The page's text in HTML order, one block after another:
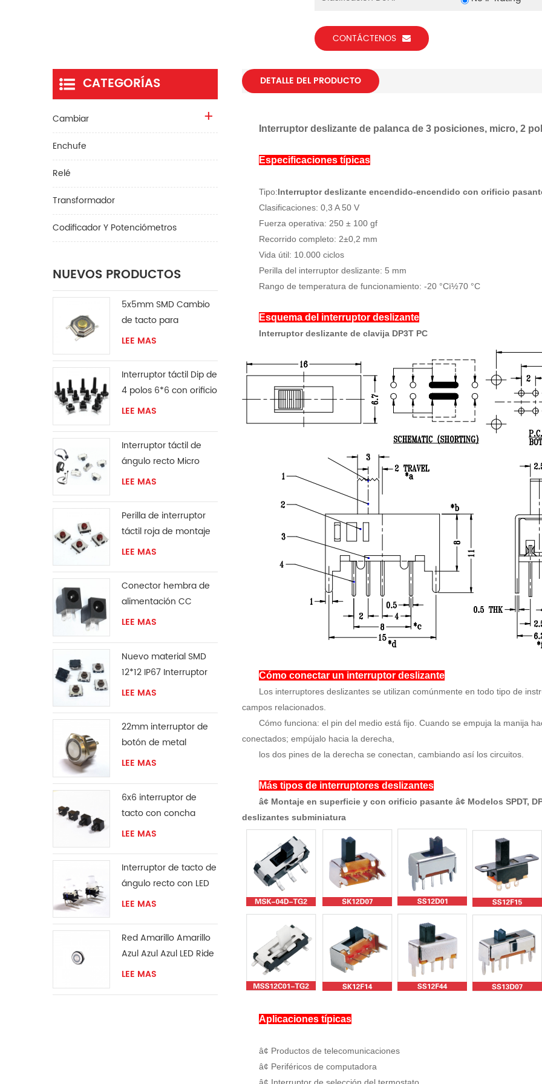
CONTÁCTENOS
DETALLE DEL PRODUCTO
Interruptor deslizante de palanca de 3 posiciones, micro, 2
Especificaciones típicas
Tipo:Interruptor deslizante encendido-encendido con orificio
Clasificaciones: 0,3 A 50 V
Fuerza operativa: 250 ± 100 gf
Recorrido completo: 2±0,2 mm
Vida útil: 10.000 ciclos
Perilla del interruptor deslizante: 5 mm
Rango de temperatura de funcionamiento: -20 °Cï½70 °C
Esquema del interruptor deslizante
Interruptor deslizante de clavija DP3T PC
Cómo conectar un interruptor deslizante
Los interruptores deslizantes se utilizan comúnmente en todo tipo de
campos relacionados.
Cómo funciona: el pin del medio está fijo. Cuando se empuja la manija
conectados; empújalo hacia la derecha,
los dos pines de la derecha se conectan, cambiando así los circuitos.
Más tipos de interruptores deslizantes
â¢ Montaje en superficie y con orificio pasante â¢ Modelos SPDT,
deslizantes subminiatura
Aplicaciones típicas
â¢ Productos de telecomunicaciones
â¢ Periféricos de computadora
CATEGORÍAS
Cambiar
Enchufe
Relé
Transformador
Codificador Y Potenciómetros
NUEVOS PRODUCTOS
5x5mm SMD Cambio
de tacto para
ventilador
LEE MAS
Interruptor táctil Dip de
4 polos 6*6 con orificio
pasante
LEE MAS
Interruptor táctil de
ángulo recto Micro
SMT
LEE MAS
Perilla de interruptor
táctil roja de montaje
en superficie de 6x6
LEE MAS
Conector hembra de
alimentación CC
LEE MAS
Nuevo material SMD
12*12 IP67 Interruptor
táctil
LEE MAS
22mm interruptor de
botón de metal
LEE MAS
6x6 interruptor de
tacto con concha
protectora
LEE MAS
Interruptor de tacto de
ángulo recto con LED
LEE MAS
Red Amarillo Amarillo
Azul Azul Azul LED Ride
El interruptor
LEE MAS